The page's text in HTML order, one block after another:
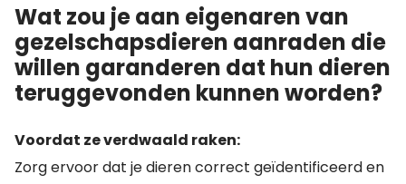
Wat zou je aan eigenaren van
gezelschapsdieren aanraden die
willen garanderen dat hun dieren
teruggevonden kunnen worden?
Voordat ze verdwaald raken:
Zorg ervoor dat je dieren correct geïdentificeerd en